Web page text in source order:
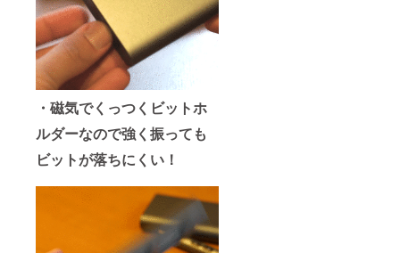
・磁気でくっつくビットホ
ルダーなので強く振っても
ビットが落ちにくい！